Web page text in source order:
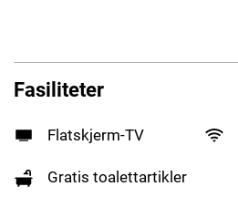
Fasiliteter
Flatskjerm-TV
Gratis toalettartikler